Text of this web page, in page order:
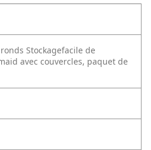
Stockagefacile de
avec couvercles, paquet de